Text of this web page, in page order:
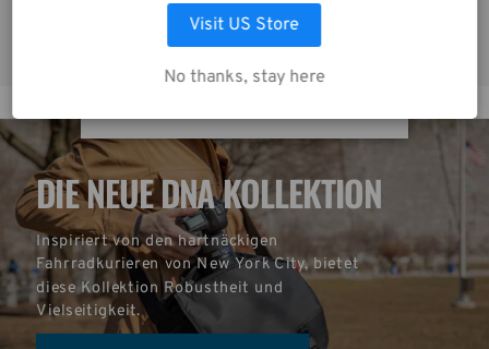
DIE NEUE DNA KOLLEKTION
Inspiriert von den hartnäckigen
Fahrradkurieren von New York City, bietet
diese Kollektion Robustheit und
Vielseitigkeit.
AUSWAHL ANPASSEN
ALLE COOKIES AKZEPTIEREN
Visit US Store
No thanks, stay here